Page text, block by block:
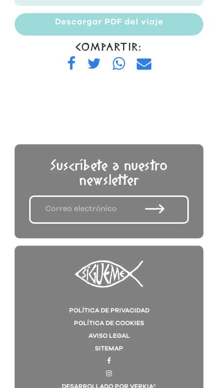
Descargar PDF del viaje
COMPARTIR:
Suscríbete a nuestro
newsletter
POLÍTICA DE PRIVACIDAD
POLÍTICA DE COOKIES
AVISO LEGAL
SITEMAP